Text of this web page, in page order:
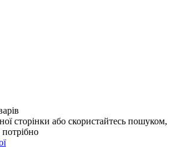
сторінки або скористайтесь пошуком,